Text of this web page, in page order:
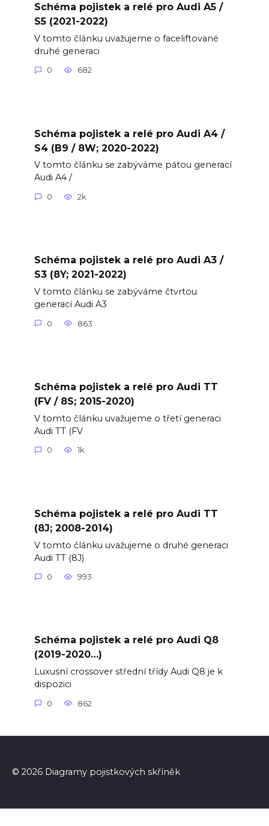
Schéma pojistek a relé pro Audi A5 /
S5 (2021-2022)
V tomto článku uvažujeme o faceliftované
druhé generaci
0 682
Schéma pojistek a relé pro Audi A4 /
S4 (B9 / 8W; 2020-2022)
V tomto článku se zabýváme pátou generací
Audi A4 /
0 2k.
Schéma pojistek a relé pro Audi A3 /
S3 (8Y; 2021-2022)
V tomto článku se zabýváme čtvrtou
generací Audi A3
0 863
Schéma pojistek a relé pro Audi TT
(FV / 8S; 2015-2020)
V tomto článku uvažujeme o třetí generaci
Audi TT (FV
0 1k.
Schéma pojistek a relé pro Audi TT
(8J; 2008-2014)
V tomto článku uvažujeme o druhé generaci
Audi TT (8J)
0 993
Schéma pojistek a relé pro Audi Q8
(2019-2020…)
Luxusní crossover střední třídy Audi Q8 je k
dispozici
0 862
© 2026 Diagramy pojistkových skříněk